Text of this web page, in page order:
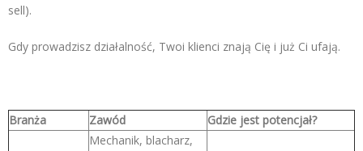
sell).
Gdy prowadzisz działalność, Twoi klienci znają Cię i już Ci ufają.
Branża Zawód Gdzie jest potencjał?
Mechanik, blacharz,